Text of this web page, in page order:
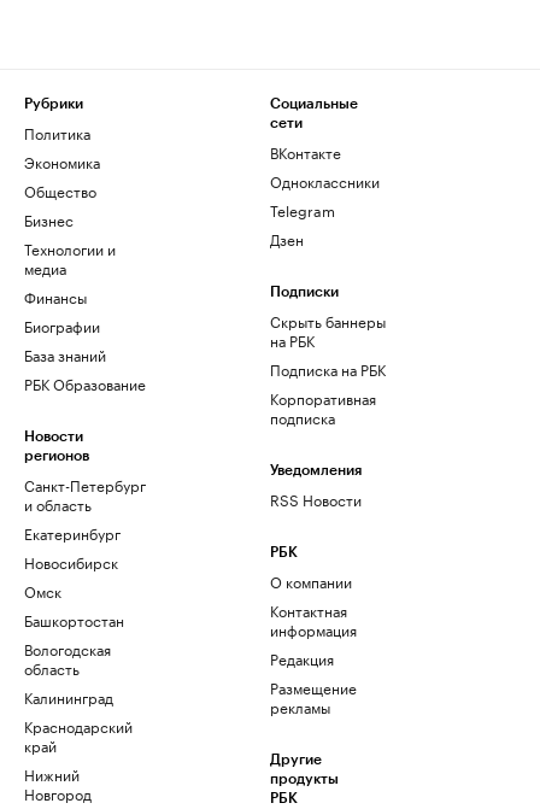
Рубрики
Политика
Экономика
Общество
Бизнес
Технологии и
медиа
Финансы
Биографии
База знаний
РБК Образование
Новости
регионов
Санкт-Петербург
и область
Екатеринбург
Новосибирск
Омск
Башкортостан
Вологодская
область
Калининград
Краснодарский
край
Нижний
Новгород
Социальные
сети
ВКонтакте
Одноклассники
Telegram
Дзен
Подписки
Скрыть баннеры
на РБК
Подписка на РБК
Корпоративная
подписка
Уведомления
RSS Новости
РБК
О компании
Контактная
информация
Редакция
Размещение
рекламы
Другие
продукты
РБК